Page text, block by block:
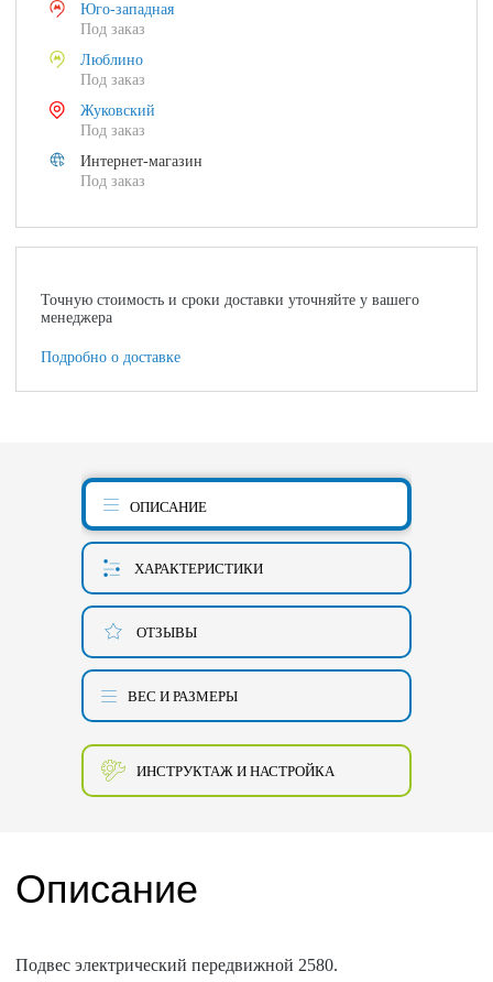
Юго-западная
Под заказ
Люблино
Под заказ
Жуковский
Под заказ
Интернет-магазин
Под заказ
Точную стоимость и сроки доставки уточняйте у вашего
менеджера
Подробно о доставке
ОПИСАНИЕ
ХАРАКТЕРИСТИКИ
ОТЗЫВЫ
ВЕС И РАЗМЕРЫ
ИНСТРУКТАЖ И НАСТРОЙКА
Описание
Подвес электрический передвижной 2580.